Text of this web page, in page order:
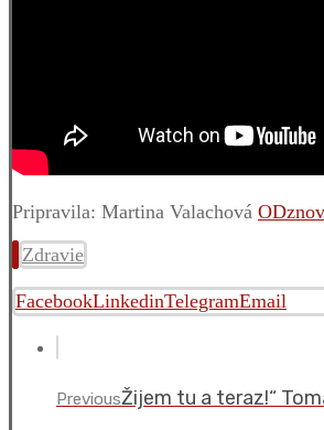
Pripravila: Martina Valachová
Zdravie
FacebookLinkedinTelegramEmail
PreviousŽijem tu a teraz!“